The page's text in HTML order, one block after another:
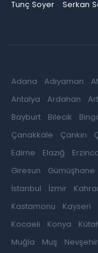
Tunç Soyer
Serkan
Adana Adıyaman
Antalya
Ardahan
Bayburt
Bilecik
Çanakkale
Çankırı
Edirne
Elazığ
Giresun
Gümüşhane
İstanbul
İzmir
Kastamonu
Kayseri
Kocaeli
Konya
Muğla
Muş Nevşehir